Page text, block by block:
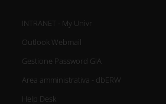
INTRANET - My Univr
Outlook Webmail
Gestione Password GIA
Area amministrativa - dbERW
Help Desk